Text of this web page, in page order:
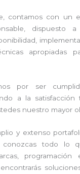
, contamos con un
dispuesto
apropiadas
por ser
a la
nuestro mayor
y extenso
todo lo
encontrarás